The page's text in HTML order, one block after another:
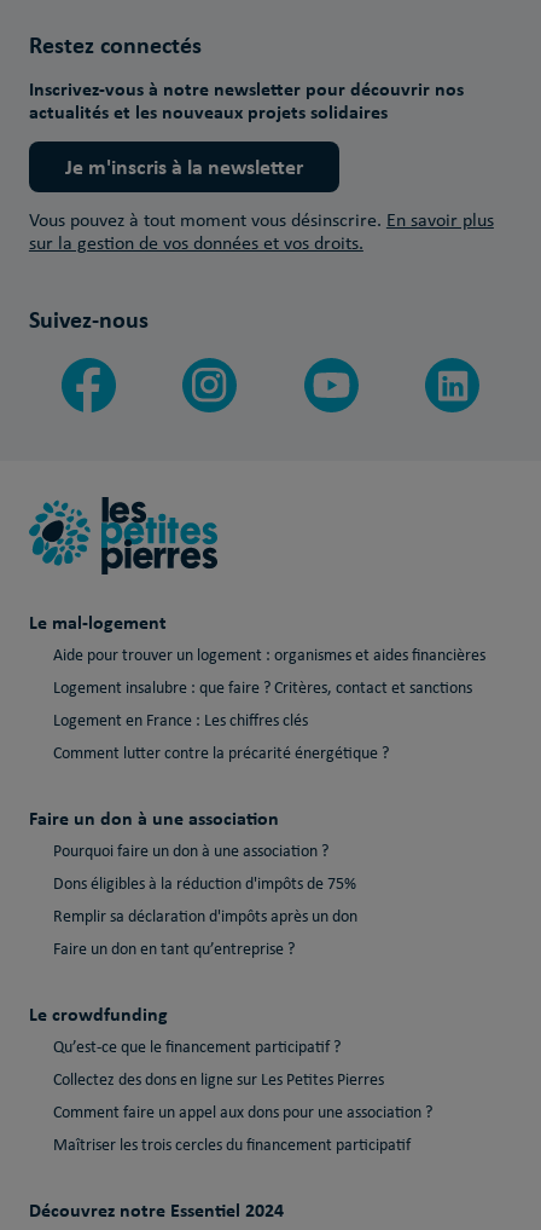
Restez connectés
Inscrivez-vous à notre newsletter pour découvrir nos
actualités et les nouveaux projets solidaires
Je m'inscris à la newsletter
Vous pouvez à tout moment vous désinscrire. En savoir plus
sur la gestion de vos données et vos droits.
Suivez-nous
Le mal-logement
Aide pour trouver un logement : organismes et aides financières
Logement insalubre : que faire ? Critères, contact et sanctions
Logement en France : Les chiffres clés
Comment lutter contre la précarité énergétique ?
Faire un don à une association
Pourquoi faire un don à une association ?
Dons éligibles à la réduction d'impôts de 75%
Remplir sa déclaration d'impôts après un don
Faire un don en tant qu’entreprise ?
Le crowdfunding
Qu’est-ce que le financement participatif ?
Collectez des dons en ligne sur Les Petites Pierres
Comment faire un appel aux dons pour une association ?
Maîtriser les trois cercles du financement participatif
Découvrez notre Essentiel 2024